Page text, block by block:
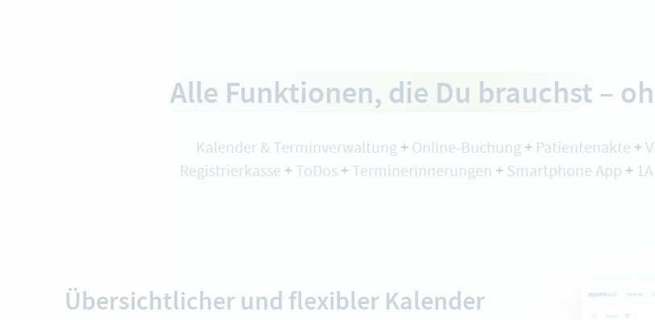
Alle Funktionen, die Du brauchst –
Kalender & Terminverwaltung + Online-Buchung + Patientenakte +
Registrierkasse + ToDos + Terminerinnerungen + Smartphone App +
Übersichtlicher und flexibler Kalender